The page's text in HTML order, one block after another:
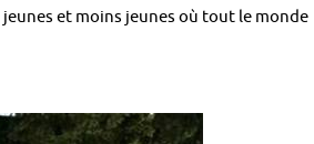
et moins jeunes où tout le monde